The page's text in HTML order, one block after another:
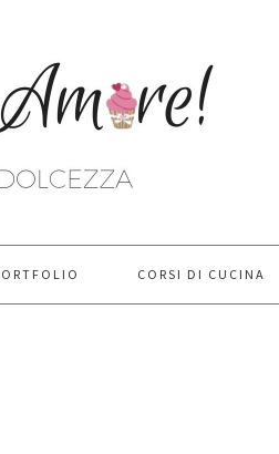
CORSI DI CUCINA